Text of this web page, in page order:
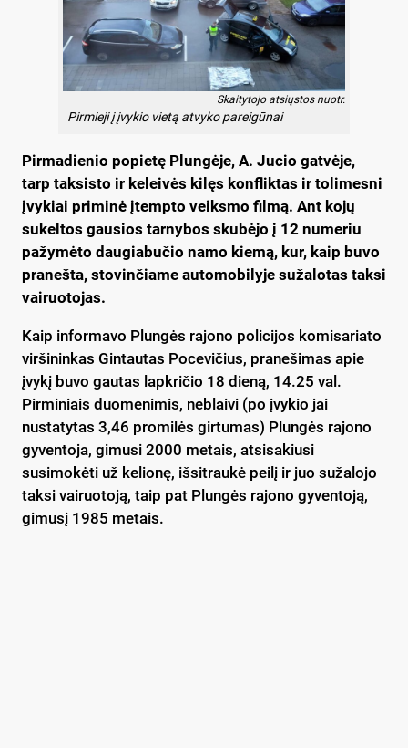
Skaitytojo atsiųstos nuotr.
Pirmieji į įvykio vietą atvyko pareigūnai
Pirmadienio popietę Plungėje, A. Jucio gatvėje,
tarp taksisto ir keleivės kilęs konfliktas ir tolimesni
įvykiai priminė įtempto veiksmo filmą. Ant kojų
sukeltos gausios tarnybos skubėjo į 12 numeriu
pažymėto daugiabučio namo kiemą, kur, kaip buvo
pranešta, stovinčiame automobilyje sužalotas taksi
vairuotojas.
Kaip informavo Plungės rajono policijos komisariato
viršininkas Gintautas Pocevičius, pranešimas apie
įvykį buvo gautas lapkričio 18 dieną, 14.25 val.
Pirminiais duomenimis, neblaivi (po įvykio jai
nustatytas 3,46 promilės girtumas) Plungės rajono
gyventoja, gimusi 2000 metais, atsisakiusi
susimokėti už kelionę, išsitraukė peilį ir juo sužalojo
taksi vairuotoją, taip pat Plungės rajono gyventoją,
gimusį 1985 metais.